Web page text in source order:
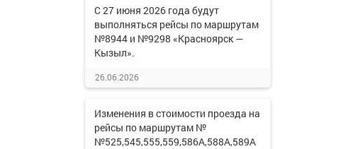
С 27 июня 2026 года будут
выполняться рейсы по маршрутам
№8944 и №9298 «Красноярск —
Кызыл».
26.06.2026
Изменения в стоимости проезда на
рейсы по маршрутам №
№525,545,555,559,586А,588А,589А